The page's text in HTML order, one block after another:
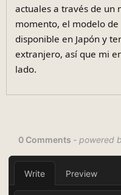
actuales a través de un
momento, el modelo
disponible en Japón y
extranjero, así que mi
lado.